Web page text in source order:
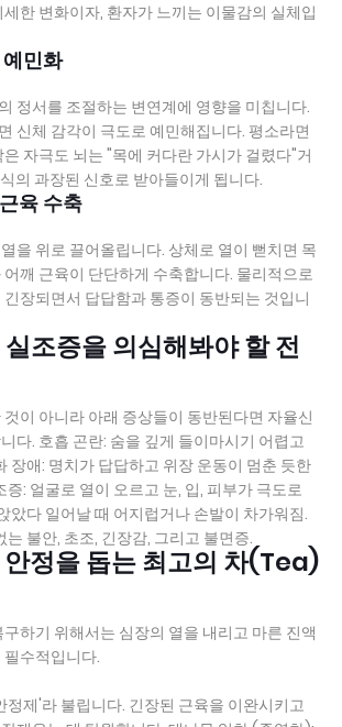
한 변화이자, 환자가 느끼는 이물감의 실체입
민화
정서를 조절하는 변연계에 영향을 미칩니다.
신체 감각이 극도로 예민해집니다. 평소라면
자극도 뇌는 "목에 커다란 가시가 걸렸다"거
의 과장된 신호로 받아들이게 됩니다.
육 수축
을 위로 끌어올립니다. 상체로 열이 뻗치면 목
깨 근육이 단단하게 수축합니다. 물리적으로
장되면서 답답함과 통증이 동반되는 것입니
조증을 의심해봐야 할 전
이 아니라 아래 증상들이 동반된다면 자율신
다. 호흡 곤란: 숨을 깊게 들이마시기 어렵고
장애: 명치가 답답하고 위장 운동이 멈춘 듯한
증: 얼굴로 열이 오르고 눈, 입, 피부가 극도로
았다 일어날 때 어지럽거나 손발이 차가워짐.
는 불안, 초조, 긴장감, 그리고 불면증.
안정을 돕는 최고의 차(Tea)
하기 위해서는 심장의 열을 내리고 마른 진액
수적입니다.
정제'라 불립니다. 긴장된 근육을 이완시키고